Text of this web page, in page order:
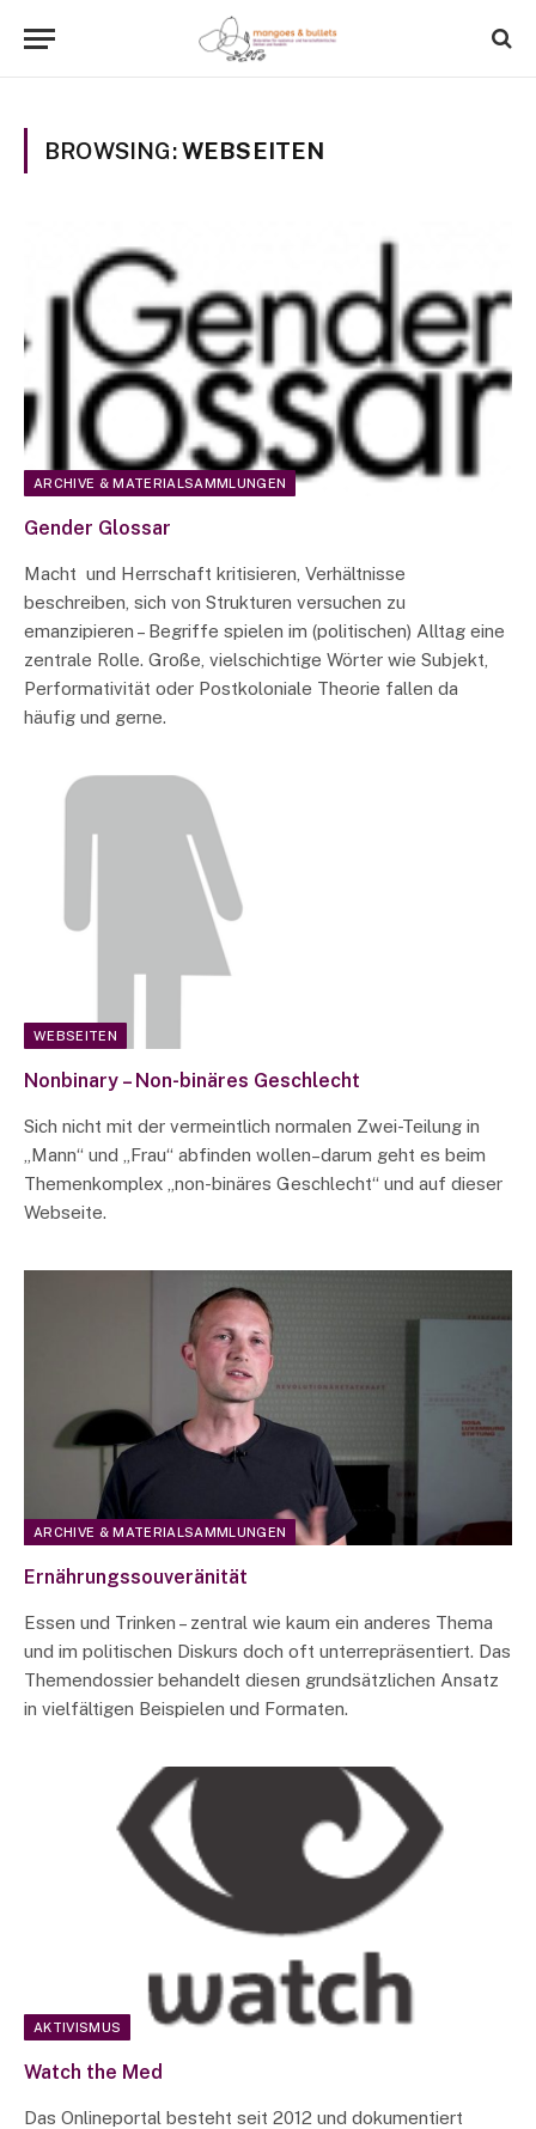
BROWSING:WEBSEITEN
ARCHIVE & MATERIALSAMMLUNGEN
Gender Glossar
Macht und Herrschaft kritisieren, Verhältnisse
beschreiben, sich von Strukturen versuchen zu
emanzipieren – Begriffe spielen im (politischen) Alltag eine
zentrale Rolle. Große, vielschichtige Wörter wie Subjekt,
Performativität oder Postkoloniale Theorie fallen da
häufig und gerne.
WEBSEITEN
Nonbinary – Non-binäres Geschlecht
Sich nicht mit der vermeintlich normalen Zwei-Teilung in
„Mann“ und „Frau“ abfinden wollen–darum geht es beim
Themenkomplex „non-binäres Geschlecht“ und auf dieser
Webseite.
ARCHIVE & MATERIALSAMMLUNGEN
Ernährungssouveränität
Essen und Trinken – zentral wie kaum ein anderes Thema
und im politischen Diskurs doch oft unterrepräsentiert. Das
Themendossier behandelt diesen grundsätzlichen Ansatz
in vielfältigen Beispielen und Formaten.
AKTIVISMUS
Watch the Med
Das Onlineportal besteht seit 2012 und dokumentiert